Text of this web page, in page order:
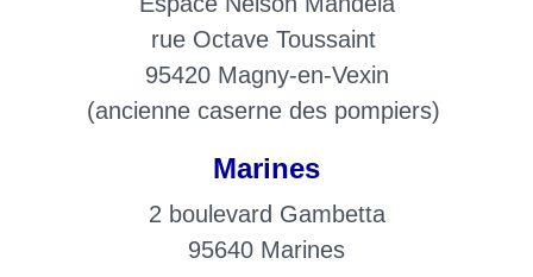
rue Octave Toussaint
95420 Magny-en-Vexin
(ancienne caserne des pompiers)
Marines
2 boulevard Gambetta
95640 Marines